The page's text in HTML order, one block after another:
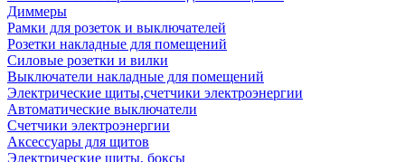
Диммеры
Рамки для розеток и выключателей
Розетки накладные для помещений
Силовые розетки и вилки
Выключатели накладные для помещений
Электрические щиты,счетчики электроэнергии
Автоматические выключатели
Счетчики электроэнергии
Аксессуары для щитов
Электрические щиты, боксы